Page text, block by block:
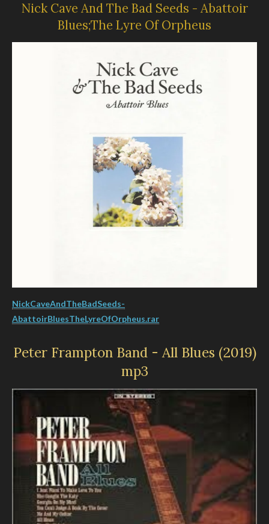
Nick Cave And The Bad Seeds - Abattoir
Blues;The Lyre Of Orpheus
NickCaveAndTheBadSeeds-
AbattoirBluesTheLyreOfOrpheus.rar
Peter Frampton Band - All Blues (2019)
mp3